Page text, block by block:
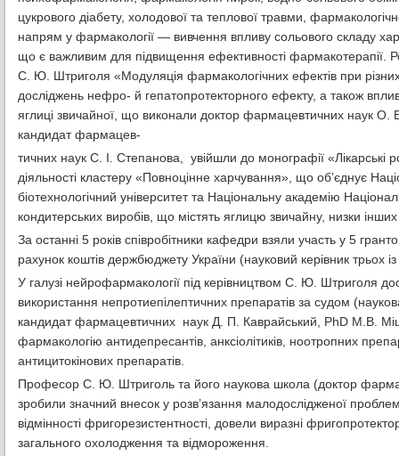
цукрового діабету, холодової та теплової травми,
напрям у фармакології — вивчення впливу сольового складу
що є важливим для підвищення ефективності фармакотерапії.
С. Ю. Штриголя «Модуляція фармакологічних ефектів при
досліджень нефро- й гепатопротекторного ефекту, а також
яглиці звичайної, що виконали доктор фармацевтичних наук
кандидат фармацев-
тичних наук С. І. Степанова, увійшли до монографії
діяльності кластеру «Повноцінне харчування», що об’єднує
біотехнологічний університет та Національну академію
кондитерських виробів, що містять яглицю звичайну, низки
За останні 5 років співробітники кафедри взяли участь у 5
рахунок коштів держбюджету України (науковий керівник трьох
У галузі нейрофармакології під керівництвом С. Ю. Штриголя
використання непротиепілептичних препаратів за судом
кандидат фармацевтичних наук Д. П. Каврайський, PhD М.В.
фармакологію антидепресантів, анксіолітиків, ноотропних
антицитокінових препаратів.
Професор С. Ю. Штриголь та його наукова школа (доктор
зробили значний внесок у розв’язання малодослідженої
відмінності фригорезистентності, довели виразні
загального охолодження та відмороження.